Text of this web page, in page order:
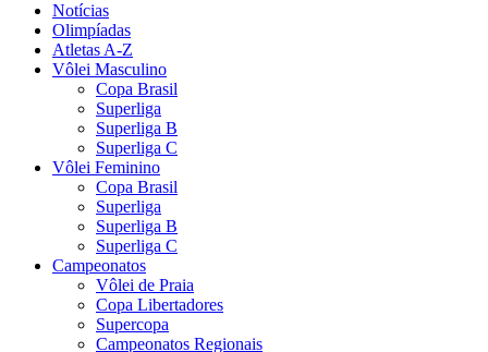
Notícias
Olimpíadas
Atletas A-Z
Vôlei Masculino
Copa Brasil
Superliga
Superliga B
Superliga C
Vôlei Feminino
Copa Brasil
Superliga
Superliga B
Superliga C
Campeonatos
Vôlei de Praia
Copa Libertadores
Supercopa
Campeonatos Regionais